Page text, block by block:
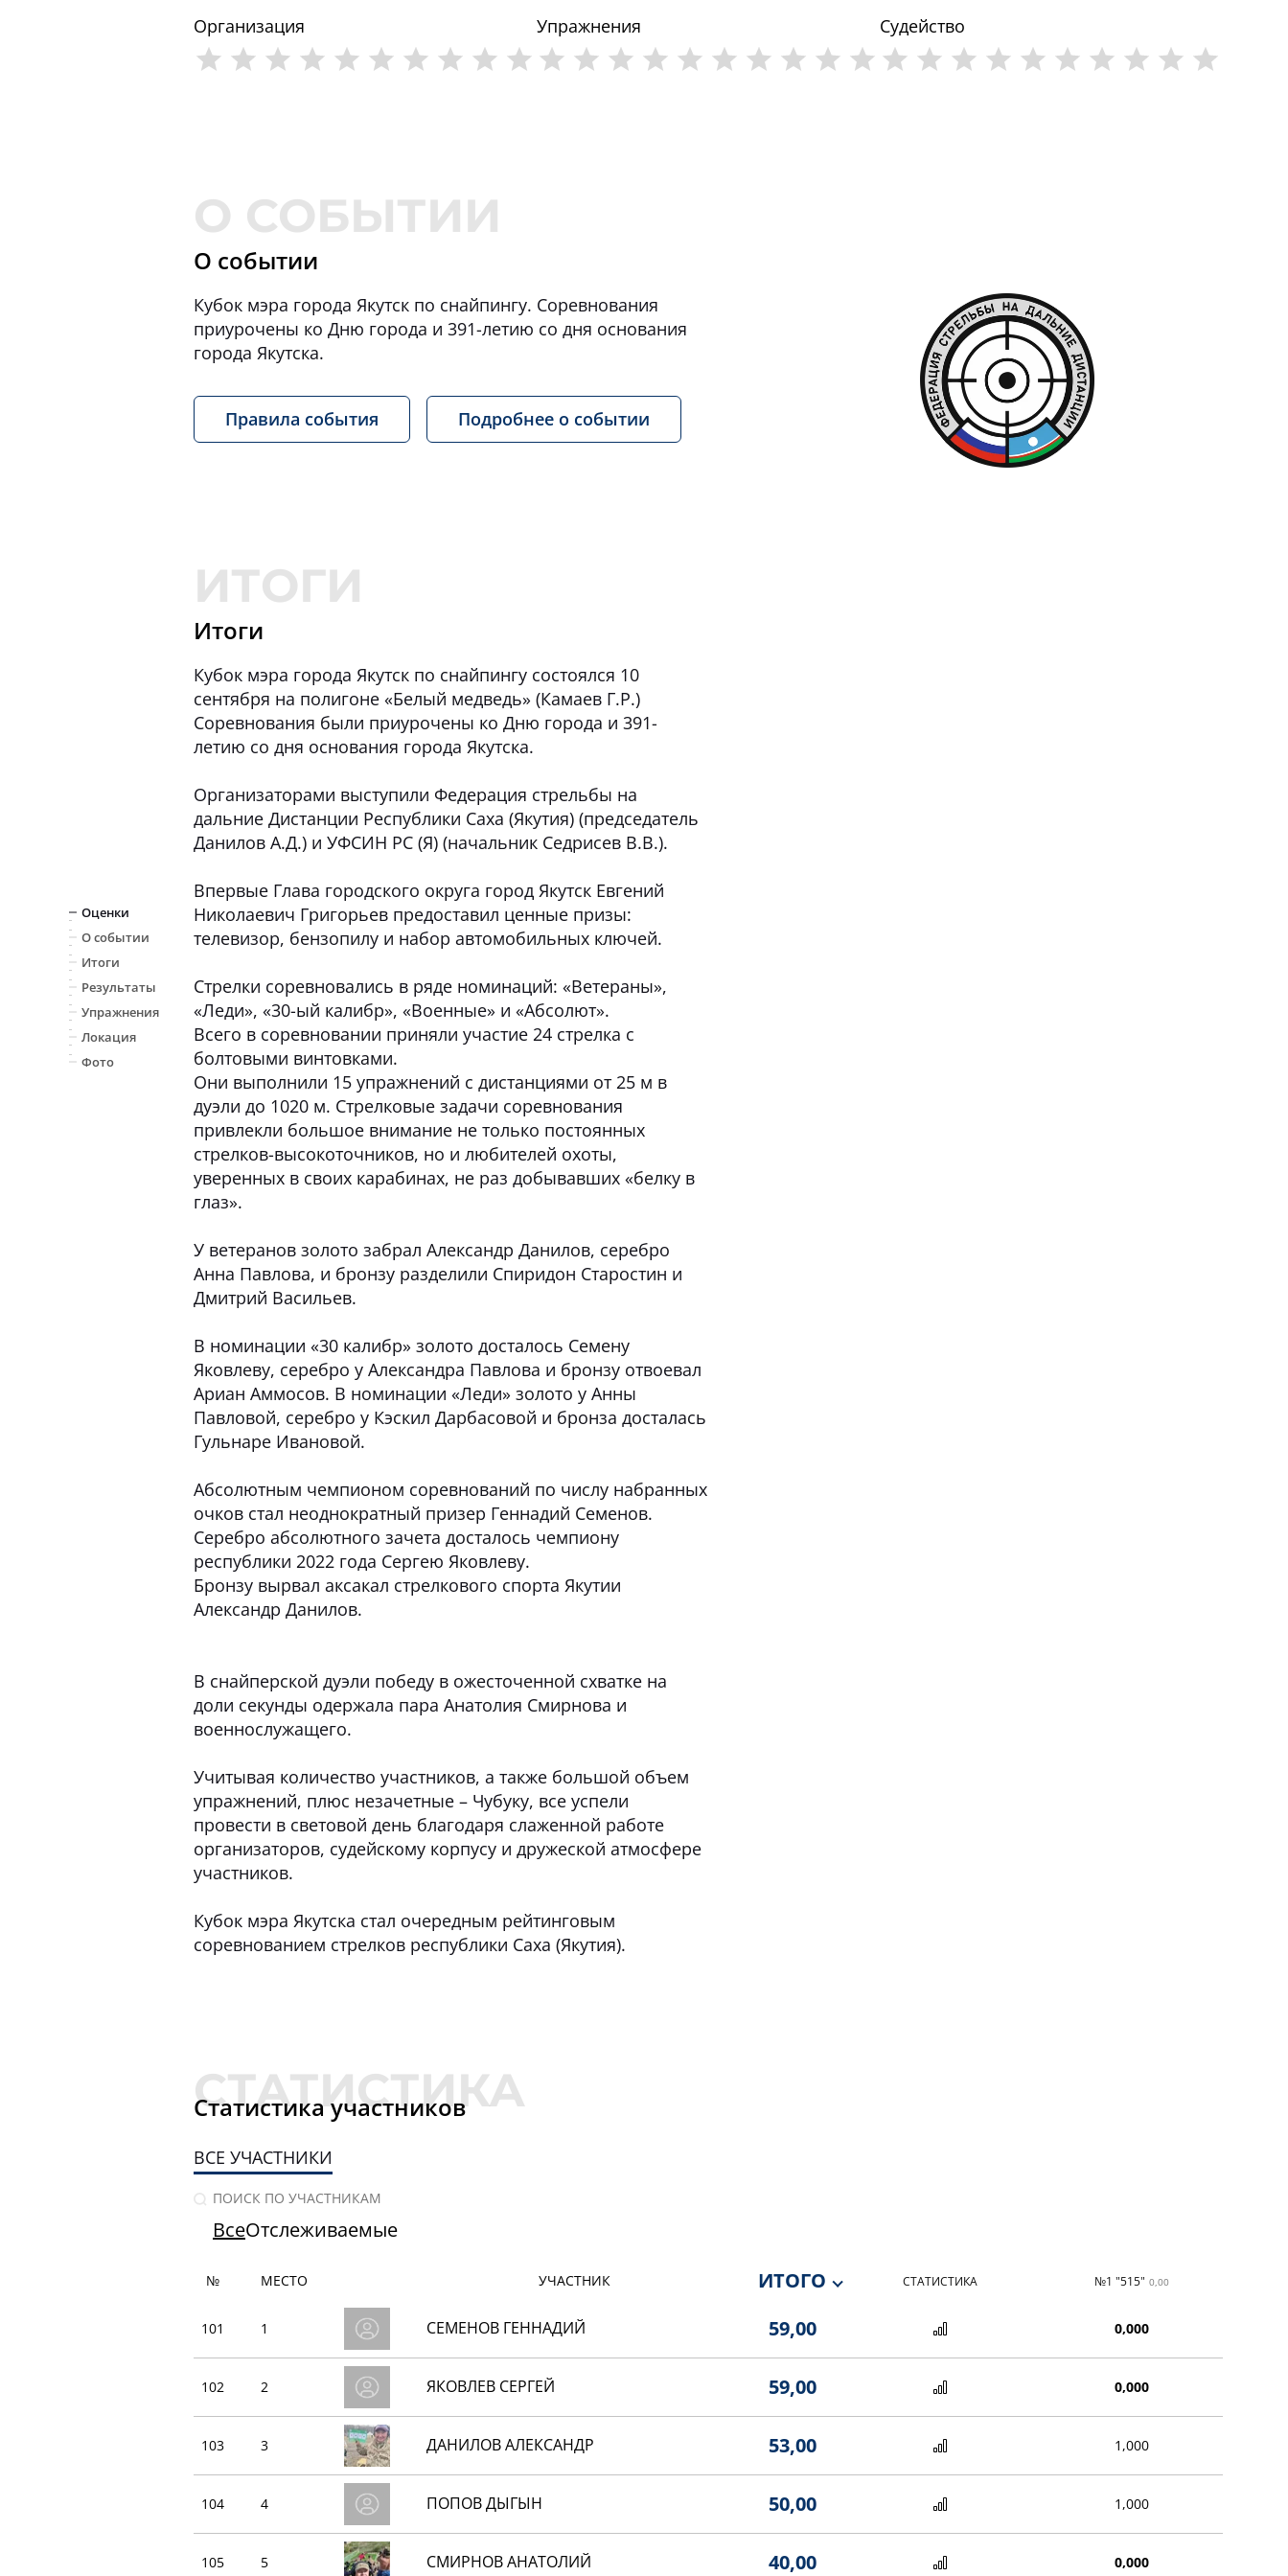
Оценки
О событии
Итоги
Результаты
Упражнения
Локация
Фото
Организация Упражнения Судейство
О событии
Кубок мэра города Якутск по снайпингу. Соревнования
приурочены ко Дню города и 391-летию со дня основания
города Якутска.
Правила события Подробнее о событии
Итоги
Кубок мэра города Якутск по снайпингу состоялся 10
сентября на полигоне «Белый медведь» (Камаев Г.Р.)
Соревнования были приурочены ко Дню города и 391-
летию со дня основания города Якутска.
Организаторами выступили Федерация стрельбы на
дальние Дистанции Республики Саха (Якутия) (председатель
Данилов А.Д.) и УФСИН РС (Я) (начальник Седрисев В.В.).
Впервые Глава городского округа город Якутск Евгений
Николаевич Григорьев предоставил ценные призы:
телевизор, бензопилу и набор автомобильных ключей.
Стрелки соревновались в ряде номинаций: «Ветераны»,
«Леди», «30-ый калибр», «Военные» и «Абсолют».
Всего в соревновании приняли участие 24 стрелка с
болтовыми винтовками.
Они выполнили 15 упражнений с дистанциями от 25 м в
дуэли до 1020 м. Стрелковые задачи соревнования
привлекли большое внимание не только постоянных
стрелков-высокоточников, но и любителей охоты,
уверенных в своих карабинах, не раз добывавших «белку в
глаз».
У ветеранов золото забрал Александр Данилов, серебро
Анна Павлова, и бронзу разделили Спиридон Старостин и
Дмитрий Васильев.
В номинации «30 калибр» золото досталось Семену
Яковлеву, серебро у Александра Павлова и бронзу отвоевал
Ариан Аммосов. В номинации «Леди» золото у Анны
Павловой, серебро у Кэскил Дарбасовой и бронза досталась
Гульнаре Ивановой.
Абсолютным чемпионом соревнований по числу набранных
очков стал неоднократный призер Геннадий Семенов.
Серебро абсолютного зачета досталось чемпиону
республики 2022 года Сергею Яковлеву.
Бронзу вырвал аксакал стрелкового спорта Якутии
Александр Данилов.
В снайперской дуэли победу в ожесточенной схватке на
доли секунды одержала пара Анатолия Смирнова и
военнослужащего.
Учитывая количество участников, а также большой объем
упражнений, плюс незачетные – Чубуку, все успели
провести в световой день благодаря слаженной работе
организаторов, судейскому корпусу и дружеской атмосфере
участников.
Кубок мэра Якутска стал очередным рейтинговым
соревнованием стрелков республики Саха (Якутия).
Статистика участников
ВСЕ УЧАСТНИКИ
ВсеОтслеживаемые
№ МЕСТО УЧАСТНИК ИТОГО СТАТИСТИКА №1 "515" 0,00
101 1 СЕМЕНОВ ГЕННАДИЙ 59,00 0,000
102 2 ЯКОВЛЕВ СЕРГЕЙ 59,00 0,000
103 3 ДАНИЛОВ АЛЕКСАНДР 53,00 1,000
104 4 ПОПОВ ДЫГЫН 50,00 1,000
105 5 СМИРНОВ АНАТОЛИЙ 40,00 0,000